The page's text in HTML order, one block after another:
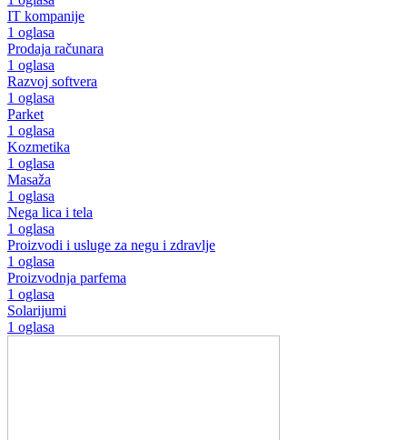
IT kompanije
1 oglasa
Prodaja računara
1 oglasa
Razvoj softvera
1 oglasa
Parket
1 oglasa
Kozmetika
1 oglasa
Masaža
1 oglasa
Nega lica i tela
1 oglasa
Proizvodi i usluge za negu i zdravlje
1 oglasa
Proizvodnja parfema
1 oglasa
Solarijumi
1 oglasa